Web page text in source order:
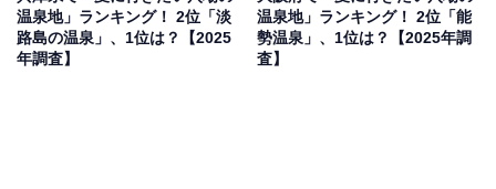
温泉地」ランキング！ 2位「淡
路島の温泉」、1位は？【2025
年調査】
温泉地」ランキング！ 2位「能
勢温泉」、1位は？【2025年調
査】